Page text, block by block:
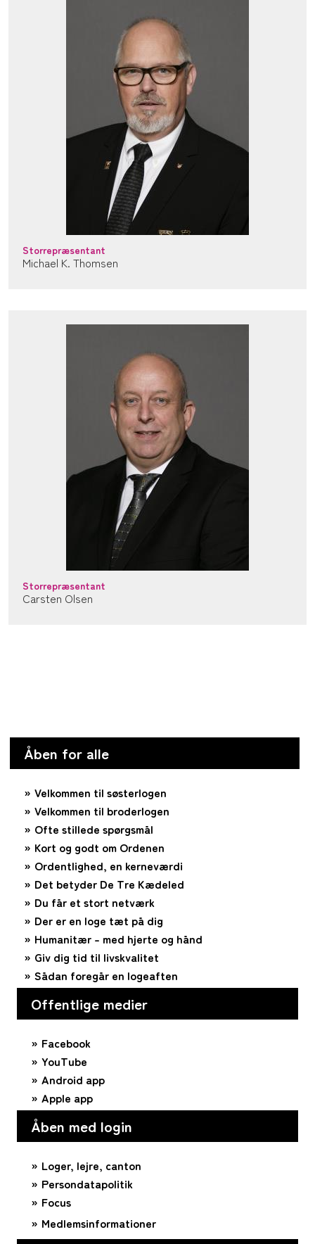
Storrepræsentant
Michael K. Thomsen
Storrepræsentant
Carsten Olsen
Åben for alle
Velkommen til søsterlogen
Velkommen til broderlogen
Ofte stillede spørgsmål
Kort og godt om Ordenen
Ordentlighed, en kerneværdi
Det betyder De Tre Kædeled
Du får et stort netværk
Der er en loge tæt på dig
Humanitær – med hjerte og hånd
Giv dig tid til livskvalitet
Sådan foregår en logeaften
Offentlige medier
Facebook
YouTube
Android app
Apple app
Åben med login
Loger, lejre, canton
Persondatapolitik
Focus
Medlemsinformationer